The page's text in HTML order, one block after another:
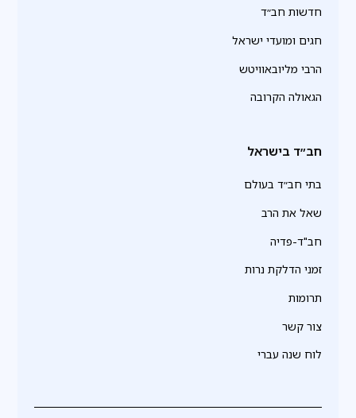
חדשות חב״ד
חגים ומועדי ישראל
הרבי מליובאוויטש
הגאולה הקרובה
חב״ד בישראל
בתי חב״ד בעולם
שאל את הרב
חב"ד-פדיה
זמני הדלקת נרות
תרומות
צור קשר
לוח שנה עברי